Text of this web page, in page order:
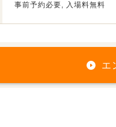
事前予約必要, 入場料無料
エ